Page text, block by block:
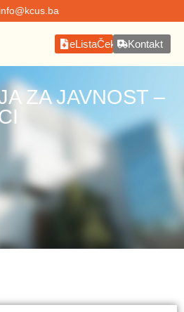
info@kcus.ba
eListaČekanjaKontakt
ZA JAVNOST –